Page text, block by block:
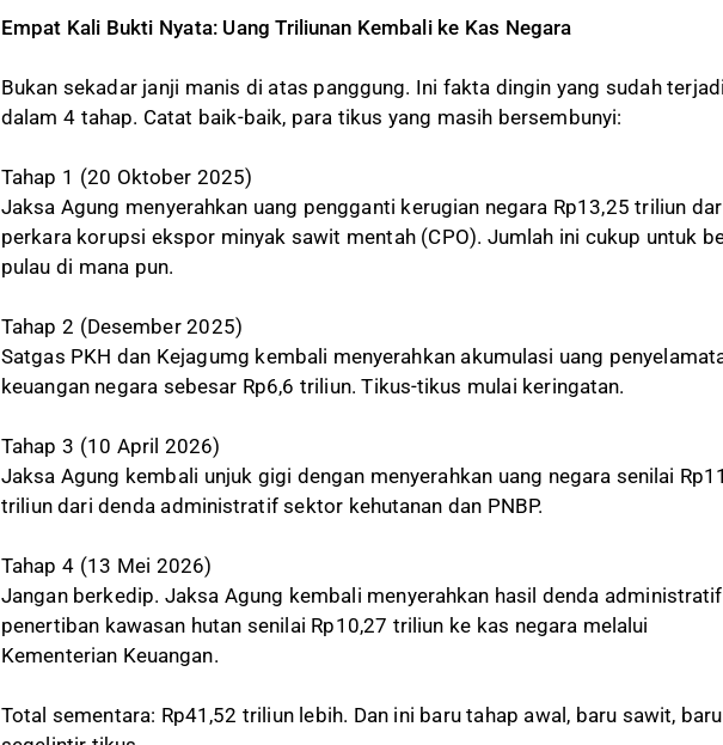
Empat Kali Bukti Nyata: Uang Triliunan Kembali ke Kas Negara
Bukan sekadar janji manis di atas panggung. Ini fakta dingin yang sudah
dalam 4 tahap. Catat baik-baik, para tikus yang masih bersembunyi:
Tahap 1 (20 Oktober 2025)
Jaksa Agung menyerahkan uang pengganti kerugian negara Rp13,25 triliun
perkara korupsi ekspor minyak sawit mentah (CPO). Jumlah ini cukup untuk
pulau di mana pun.
Tahap 2 (Desember 2025)
Satgas PKH dan Kejagumg kembali menyerahkan akumulasi uang
keuangan negara sebesar Rp6,6 triliun. Tikus-tikus mulai keringatan.
Tahap 3 (10 April 2026)
Jaksa Agung kembali unjuk gigi dengan menyerahkan uang negara senilai
triliun dari denda administratif sektor kehutanan dan PNBP.
Tahap 4 (13 Mei 2026)
Jangan berkedip. Jaksa Agung kembali menyerahkan hasil denda administratif
penertiban kawasan hutan senilai Rp10,27 triliun ke kas negara melalui
Kementerian Keuangan.
Total sementara: Rp41,52 triliun lebih. Dan ini baru tahap awal, baru sawit,